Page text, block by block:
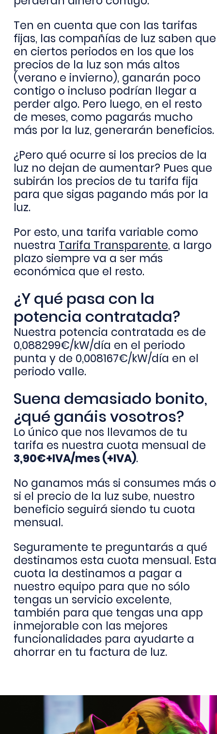
Ten en cuenta que con las tarifas
fijas, las compañías de luz saben que
en ciertos periodos en los que los
precios de la luz son más altos
(verano e invierno), ganarán poco
contigo o incluso podrían llegar a
perder algo. Pero luego, en el resto
de meses, como pagarás mucho
más por la luz, generarán beneficios.
¿Pero qué ocurre si los precios de la
luz no dejan de aumentar? Pues que
subirán los precios de tu tarifa fija
para que sigas pagando más por la
luz.
Por esto, una tarifa variable como
nuestra Tarifa Transparente, a largo
plazo siempre va a ser más
económica que el resto.
¿Y qué pasa con la
potencia contratada?
Nuestra potencia contratada es de
0,088299€/kW/día en el periodo
punta y de 0,008167€/kW/día en el
periodo valle.
Suena demasiado bonito,
¿qué ganáis vosotros?
Lo único que nos llevamos de tu
tarifa es nuestra cuota mensual de
3,90€+IVA/mes (+IVA).
No ganamos más si consumes más o
si el precio de la luz sube, nuestro
beneficio seguirá siendo tu cuota
mensual.
Seguramente te preguntarás a qué
destinamos esta cuota mensual. Esta
cuota la destinamos a pagar a
nuestro equipo para que no sólo
tengas un servicio excelente,
también para que tengas una app
inmejorable con las mejores
funcionalidades para ayudarte a
ahorrar en tu factura de luz.